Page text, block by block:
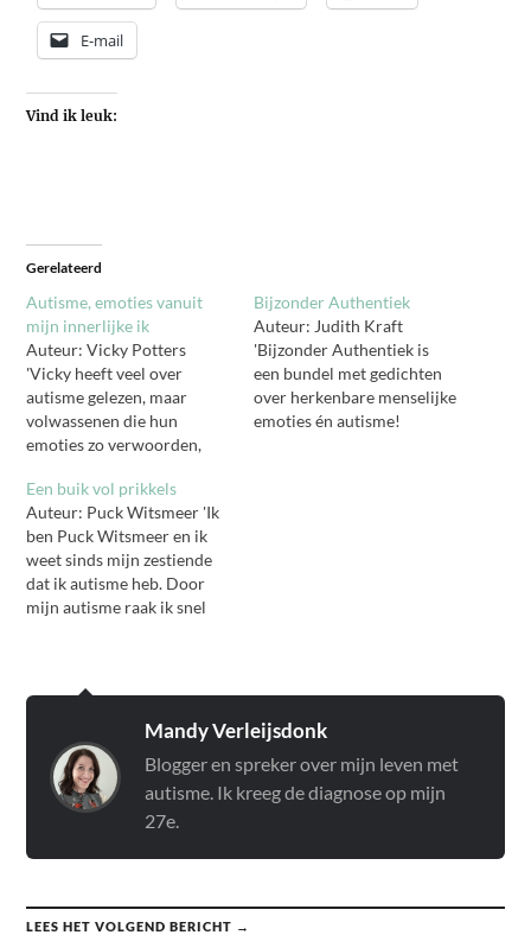
E-mail
Vind ik leuk:
Gerelateerd
Autisme, emoties vanuit
mijn innerlijke ik
Auteur: Vicky Potters
'Vicky heeft veel over
autisme gelezen, maar
volwassenen die hun
emoties zo verwoorden,
Het verwoorden van
emoties en gevoelens
zorgen ervoor, dat het
contact met de
buitenwereld blijft bestaan.
Moeilijk communiceren is
Bijzonder Authentiek
Auteur: Judith Kraft
'Bijzonder Authentiek is
een bundel met gedichten
over herkenbare menselijke
emoties én autisme!
Een buik vol prikkels
Auteur: Puck Witsmeer 'Ik
ben Puck Witsmeer en ik
weet sinds mijn zestiende
dat ik autisme heb. Door
mijn autisme raak ik snel
uit balans raakt. Het lukt
me steeds beter om er een
balans in te vinden, maar
hoe…
Mandy Verleijsdonk
Blogger en spreker over mijn leven met
autisme. Ik kreeg de diagnose op mijn
27e.
LEES HET VOLGEND BERICHT →